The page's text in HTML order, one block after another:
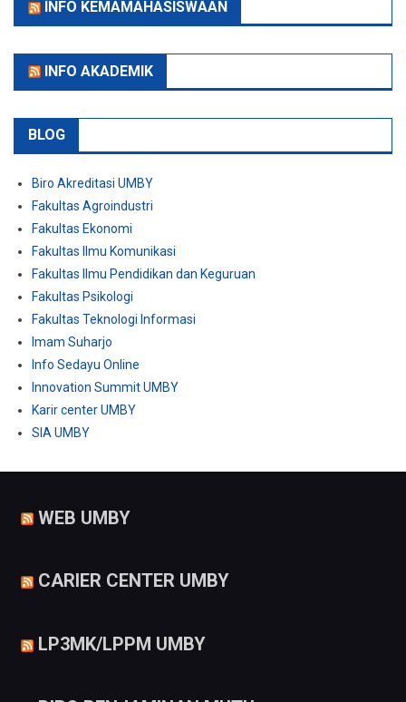
INFO KEMAMAHASISWAAN
INFO AKADEMIK
BLOG
Biro Akreditasi UMBY
Fakultas Agroindustri
Fakultas Ekonomi
Fakultas Ilmu Komunikasi
Fakultas Ilmu Pendidikan dan Keguruan
Fakultas Psikologi
Fakultas Teknologi Informasi
Imam Suharjo
Info Sedayu Online
Innovation Summit UMBY
Karir center UMBY
SIA UMBY
WEB UMBY
CARIER CENTER UMBY
LP3MK/LPPM UMBY